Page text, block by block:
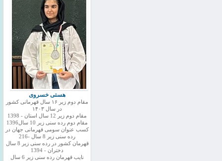
هستی خسروی
مقام دوم زیر ۱۶ سال قهرمانی کشور
در سال ۱۴۰۳
مقام دوم زیر 12 سال استان - 1398
مقام دوم رده سنی زیر 10 سال1396
کسب عنوان سومی قهرمانی جهان در
رده سنی زیر 8 سال -216
قهرمان کشور در رده سنی زیر 8 سال
دختران - 1394
نایب قهرمان رده سنی زیر 6 سال